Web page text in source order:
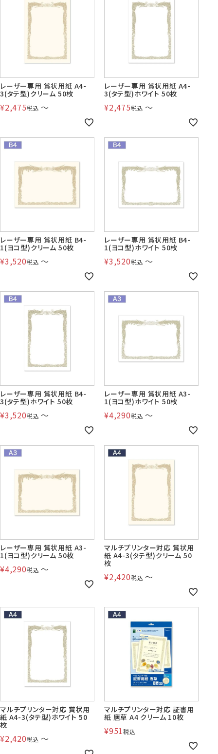
レーザー専用 賞状用紙 A4-
3(タテ型)クリーム 50枚
¥2,475税込 〜
レーザー専用 賞状用紙 A4-
3(タテ型)ホワイト 50枚
¥2,475税込 〜
レーザー専用 賞状用紙 B4-
1(ヨコ型)クリーム 50枚
¥3,520税込 〜
レーザー専用 賞状用紙 B4-
1(ヨコ型)ホワイト 50枚
¥3,520税込 〜
レーザー専用 賞状用紙 B4-
3(タテ型)ホワイト 50枚
¥3,520税込 〜
レーザー専用 賞状用紙 A3-
1(ヨコ型)ホワイト 50枚
¥4,290税込 〜
レーザー専用 賞状用紙 A3-
1(ヨコ型)クリーム 50枚
¥4,290税込 〜
マルチプリンター対応 賞状用
紙 A4-3(タテ型)クリーム 50
枚
¥2,420税込 〜
マルチプリンター対応 賞状用
紙 A4-3(タテ型)ホワイト 50
枚
¥2,420税込 〜
マルチプリンター対応 証書用
紙 唐草 A4 クリーム 10枚
¥951税込